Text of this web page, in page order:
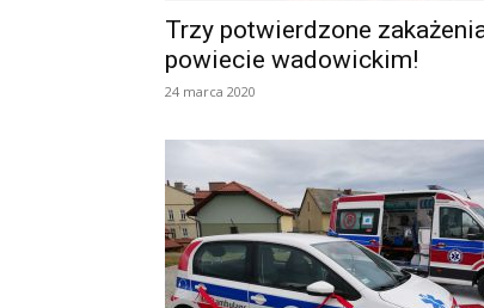
Trzy potwierdzone
powiecie wadowickim!
24 marca 2020